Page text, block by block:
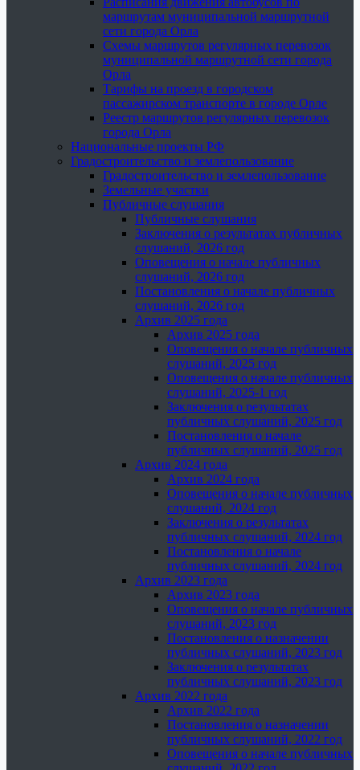
маршрутам муниципальной маршрутной
сети города Орла
Схемы маршрутов регулярных перевозок
муниципальной маршрутной сети города
Орла
Тарифы на проезд в городском
пассажирском транспорте в городе Орле
Реестр маршрутов регулярных перевозок
города Орла
Национальные проекты РФ
Градостроительство и землепользование
Градостроительство и землепользование
Земельные участки
Публичные слушания
Публичные слушания
Заключения о результатах публичных
слушаний, 2026 год
Оповещения о начале публичных
слушаний, 2026 год
Постановления о начале публичных
слушаний, 2026 год
Архив 2025 года
Архив 2025 года
Оповещения о начале публичных
слушаний, 2025 год
Оповещения о начале публичных
слушаний, 2025-1 год
Заключения о результатах
публичных слушаний, 2025 год
Постановления о начале
публичных слушаний, 2025 год
Архив 2024 года
Архив 2024 года
Оповещения о начале публичных
слушаний, 2024 год
Заключения о результатах
публичных слушаний, 2024 год
Постановления о начале
публичных слушаний, 2024 год
Архив 2023 года
Архив 2023 года
Оповещения о начале публичных
слушаний, 2023 год
Постановления о назначении
публичных слушаний, 2023 год
Заключения о результатах
публичных слушаний, 2023 год
Архив 2022 года
Архив 2022 года
Постановления о назначении
публичных слушаний, 2022 год
Оповещения о начале публичных